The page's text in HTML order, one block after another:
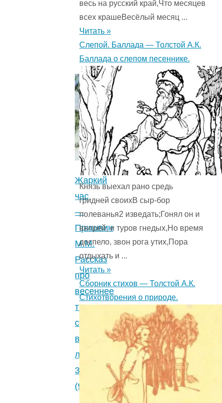
молодого
журавля.
4.5
(13)"
Жаркий
час
—
Пришвин
М.М.
Рассказ
про
весеннее
таяние
снега
в
лесу.
3.3
(9)
весь на русский край,Что месяцев
всех крашеВесёлый месяц ...
Читать »
Слепой. Баллада — Толстой А.К.
Баллада о слепом песеннике.
Князь выехал рано средь
гридней своихВ сыр-бор
полеванья2 изведать;Гонял он и
вепрей, и туров гнедых,Но время
доспело, звон рога утих,Пора
отдыхать и ...
Читать »
Сборник стихов — Толстой А.К.
Стихотворения о природе.